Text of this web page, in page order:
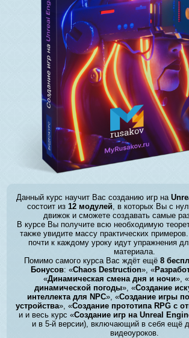
Данный курс научит Вас созданию игр на
состоит из 12 модулей, в которых Вы с
движок и сможете создавать самые
В курсе Вы получите всю необходимую
также увидите массу практических
почти к каждому уроку идут упражнения
материала.
Помимо самого курса Вас ждёт ещё8
Бонусов: «Chaos Destruction», «
«Динамическая смена дня и ночи», «
динамической погоды», «Создание
интеллекта для NPC», «Создание игры
устройства», «Создание прототипа RPG с
и и весь курс «Создание игр на Unreal
и в 5-й версии), включающий в себя ещё
видеоуроков.